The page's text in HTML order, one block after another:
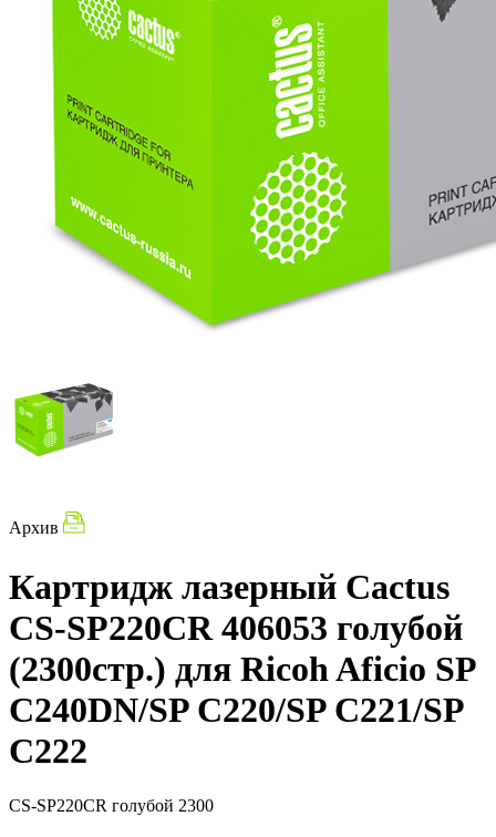
Архив
Картридж лазерный Cactus
CS-SP220CR 406053 голубой
(2300стр.) для Ricoh Aficio SP
C240DN/SP C220/SP C221/SP
C222
CS-SP220CR голубой 2300